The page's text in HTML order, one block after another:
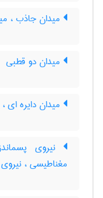
میدان جاذب ،
میدان دو قطبی
میدان دایره ای
نیروی
مغناطیسی ،